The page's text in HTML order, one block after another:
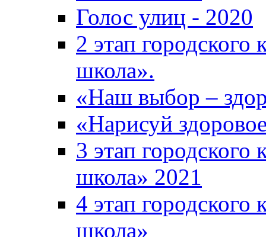
Голос улиц - 2020
2 этап городского
школа».
«Наш выбор –
«Нарисуй
3 этап городского
школа» 2021
4 этап городского
школа»